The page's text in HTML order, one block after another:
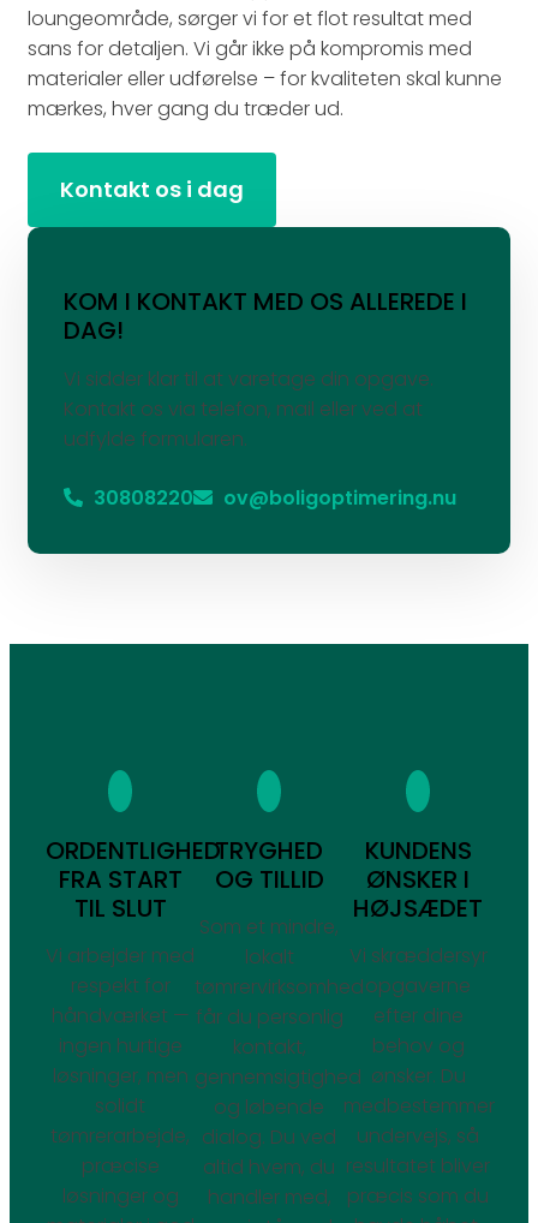
loungeområde, sørger vi for et flot resultat med
sans for detaljen. Vi går ikke på kompromis med
materialer eller udførelse – for kvaliteten skal kunne
mærkes, hver gang du træder ud.
Kontakt os i dag
KOM I KONTAKT MED OS ALLEREDE I
DAG!
Vi sidder klar til at varetage din opgave.
Kontakt os via telefon, mail eller ved at
udfylde formularen.
30808220 ov@boligoptimering.nu
ORDENTLIGHED
FRA START
TIL SLUT
Vi arbejder med
respekt for
håndværket —
ingen hurtige
løsninger, men
solidt
tømrerarbejde,
præcise
løsninger og
TRYGHED
OG TILLID
Som et mindre,
lokalt
tømrervirksomhed
får du personlig
kontakt,
gennemsigtighed
og løbende
dialog. Du ved
altid hvem, du
handler med,
KUNDENS
ØNSKER I
HØJSÆDET
Vi skræddersyr
opgaverne
efter dine
behov og
ønsker. Du
medbestemmer
undervejs, så
resultatet bliver
præcis som du